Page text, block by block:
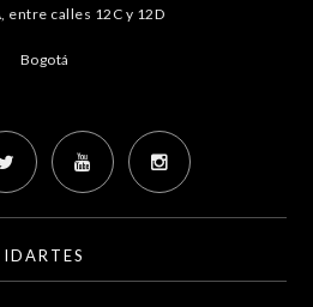
entre calles 12C y 12D
Bogotá
IDARTES